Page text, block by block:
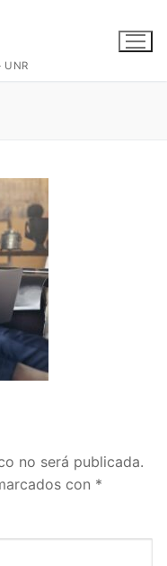
UNR
no será publicada.
con *